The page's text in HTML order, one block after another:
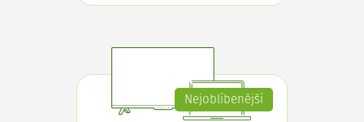
Nejoblíbenější